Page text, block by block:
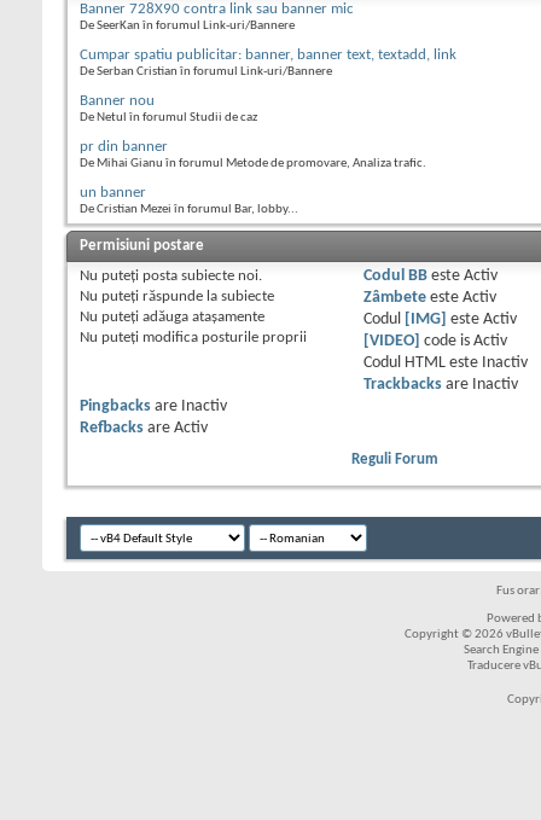
Banner 728X90 contra link sau banner mic
De SeerKan în forumul Link-uri/Bannere
Cumpar spatiu publicitar: banner, banner text, textadd, link
De Serban Cristian în forumul Link-uri/Bannere
Banner nou
De Netul în forumul Studii de caz
pr din banner
De Mihai Gianu în forumul Metode de promovare, Analiza trafic.
un banner
De Cristian Mezei în forumul Bar, lobby...
Permisiuni postare
Nu puteţi posta subiecte noi.
Nu puteţi răspunde la subiecte
Nu puteţi adăuga ataşamente
Nu puteţi modifica posturile proprii
Codul BBeste Activ
Zâmbeteeste Activ
Codul
[IMG] este Activ
[VIDEO]
code is Activ
Codul HTML este
Inactiv
Trackbacksare
Inactiv
Pingbacks are
Inactiv
Refbacks are Activ
Reguli Forum
Fus
Powered
Copyright © 2026
Search
Traducere